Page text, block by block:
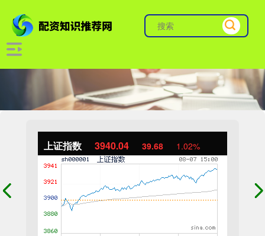
上证指数 3940.04 39.68 1.02%